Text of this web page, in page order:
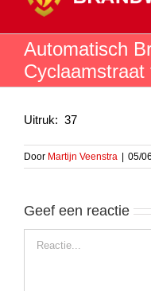
inhoudAutomatisch
Cyclaamstraat
Uitruk: 37
Door Martijn Veenstra 05/
Geef een reactie